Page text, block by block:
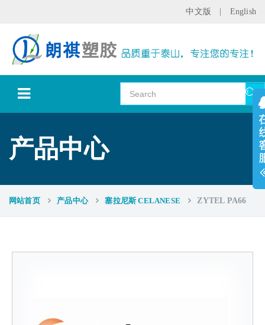
中文版 English
产品中心
网站首页 产品中心 塞拉尼斯 CELANESE ZYTEL PA66